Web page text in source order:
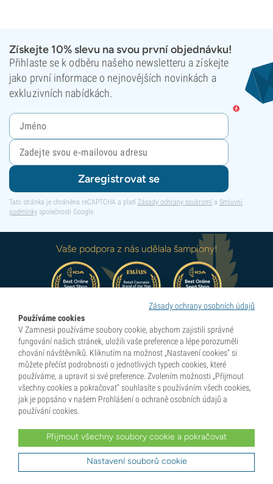
Získejte 10% slevu na svou první objednávku!
Přihlaste se k odběru našeho newsletteru a získejte
jako první informace o nejnovějších novinkách a
exkluzivních nabídkách.
Zaregistrovat se
Tato stránka je chráněna reCAPTCHA a platí Zásady ochrany soukromí a Smluvní
podmínky společnosti Google.
Vaše podpora z nás udělala šampiony!
Objevte všechna naše
ocenění
Průkopníci přirozené euforie
Kategorie
Zásady ochrany osobních údajů
Používáme cookies
V Zamnesii používáme soubory cookie, abychom zajistili správné
fungování našich stránek, uložili vaše preference a lépe porozuměli
chování návštěvníků. Kliknutím na možnost „Nastavení cookies“ si
můžete přečíst podrobnosti o jednotlivých typech cookies, které
používáme, a upravit si své preference. Zvolením možnosti „Přijmout
všechny cookies a pokračovat“ souhlasíte s používáním všech cookies,
jak je popsáno v našem Prohlášení o ochraně osobních údajů a
používání cookies.
Přijmout všechny soubory cookie a pokračovat
Nastavení souborů cookie